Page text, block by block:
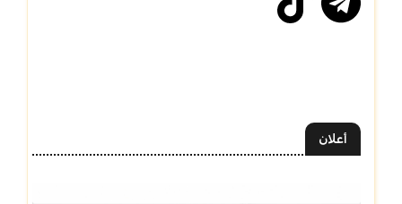
أعلان